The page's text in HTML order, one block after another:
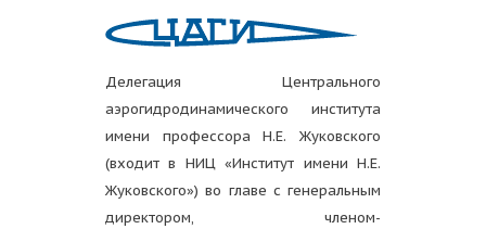
Делегация Центрального
аэрогидродинамического института
имени профессора Н.Е. Жуковского
(входит в НИЦ «Институт имени Н.Е.
Жуковского») во главе с генеральным
директором, членом-